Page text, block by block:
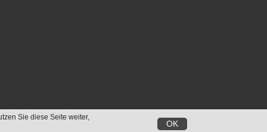
Sie diese Seite weiter,
OK